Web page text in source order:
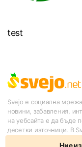
test
Svejo е социална
новини, забавления,
на уебсайта е да бъде
десетки източници. В
Ние